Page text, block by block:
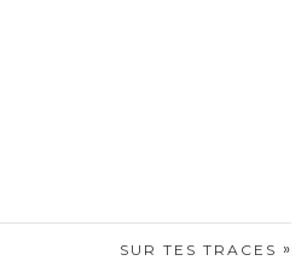
SUR TES TRACES »